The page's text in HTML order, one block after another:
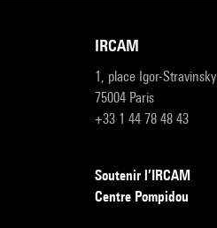
IRCAM
1, place Igor-Stravinsky
75004 Paris
+33 1 44 78 48 43
Soutenir l’IRCAM
Centre Pompidou